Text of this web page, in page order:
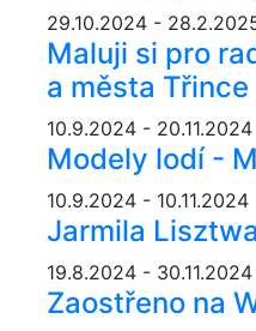
29.10.2024 -
Maluji si pro
a města Třince
10.9.2024 - 20.11.2024
Modely lodí -
10.9.2024 - 10.11.2024
Jarmila
19.8.2024 - 30.11.2024
Zaostřeno na